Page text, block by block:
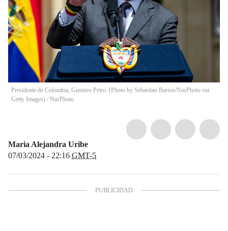
Presidente de Colombia, Gustavo Petro. (Photo by Sebastian Barros/NurPhoto via
Getty Images) / NurPhoto
Maria Alejandra Uribe
07/03/2024 - 22:16 GMT-5